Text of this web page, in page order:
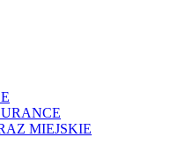
MIEJSKIE